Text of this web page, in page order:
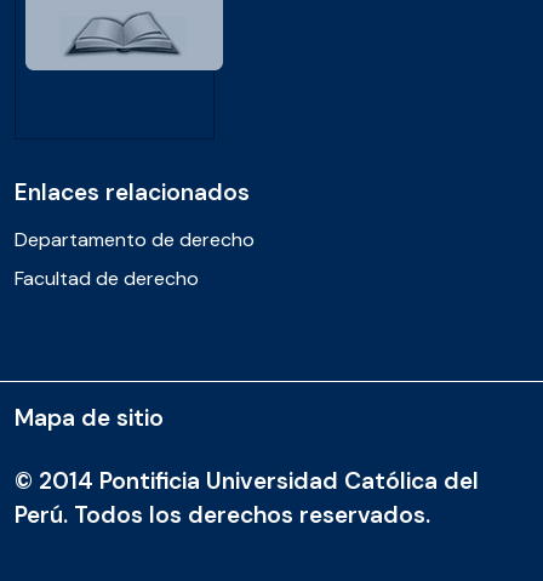
Enlaces relacionados
Departamento de derecho
Facultad de derecho
© 2014 Pontificia Universidad Católica del
Perú. Todos los derechos reservados.
Mapa de sitio